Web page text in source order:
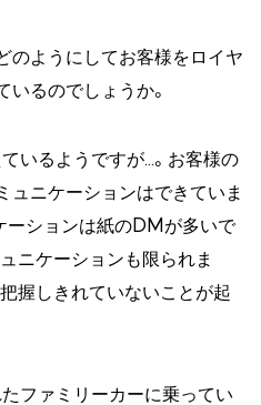
のようにしてお客様をロイヤ
いるのでしょうか。
いるようですが…。お客様の
ュニケーションはできていま
ーションは紙のDMが多いで
ニケーションも限られま
握しきれていないことが起
たファミリーカーに乗ってい